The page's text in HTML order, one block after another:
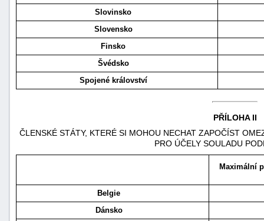
Slovinsko
Slovensko
Finsko
Švédsko
Spojené království
PŘÍLOHA II
ČLENSKÉ STÁTY, KTERÉ SI MOHOU NECHAT ZAPOČÍST
PRO ÚČELY SOULADU
Maximální
Belgie
Dánsko